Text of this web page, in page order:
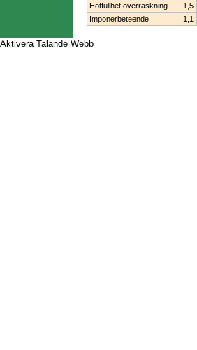
Hotfullhet överraskning
1,5
Imponerbeteende
1,1
Aktivera Talande Webb